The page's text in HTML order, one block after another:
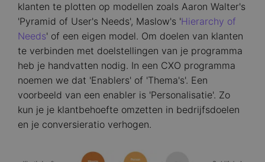
klanten te plotten op modellen zoals Aaron Walter's
'Pyramid of User's Needs', Maslow's 'Hierarchy of
Needs' of een eigen model. Om doelen van klanten
te verbinden met doelstellingen van je programma
heb je handvatten nodig. In een CXO programma
noemen we dat 'Enablers' of 'Thema's'. Een
voorbeeld van een enabler is 'Personalisatie'. Zo
kun je je klantbehoefte omzetten in bedrijfsdoelen
en je conversieratio verhogen.